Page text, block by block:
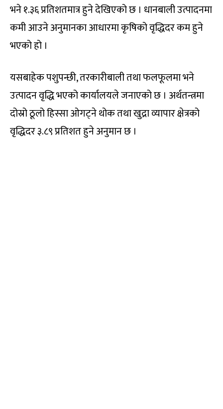
भने १.३६ प्रतिशतमात्र हुने देखिएको छ । धानबाली उत्पादनमा
कमी आउने अनुमानका आधारमा कृषिको वृद्धिदर कम हुने
भएको हो ।
यसबाहेक पशुपन्छी, तरकारीबाली तथा फलफूलमा भने
उत्पादन वृद्धि भएको कार्यालयले जनाएको छ । अर्थतन्त्रमा
दोस्रो ठूलो हिस्सा ओगट्ने थोक तथा खुद्रा व्यापार क्षेत्रको
वृद्धिदर ३.८९ प्रतिशत हुने अनुमान छ ।